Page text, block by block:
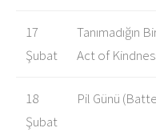
17
Şubat
Tanımadığın
Act of
18
Şubat
Pil Günü